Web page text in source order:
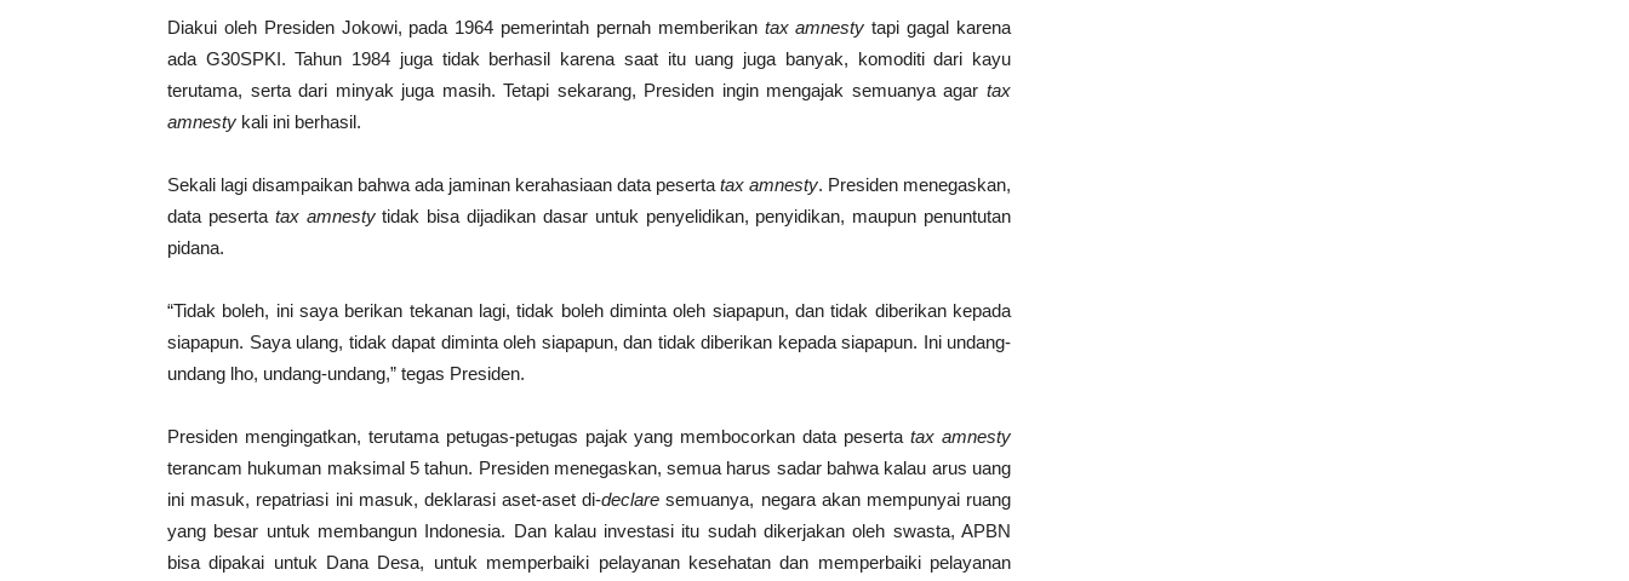
Diakui oleh Presiden Jokowi, pada 1964 pemerintah pernah memberikantax amnesty tapi gagal karena
ada G30SPKI. Tahun 1984 juga tidak berhasil karena saat itu uang juga banyak, komoditi dari kayu
terutama, serta dari minyak juga masih. Tetapi sekarang, Presiden ingin mengajak semuanya agar tax
amnesty kali ini berhasil.
Sekali lagi disampaikan bahwa ada jaminan kerahasiaan data peserta tax amnesty. Presiden menegaskan,
data peserta tax amnestytidak bisa dijadikan dasar untuk penyelidikan, penyidikan, maupun penuntutan
pidana.
“Tidak boleh, ini saya berikan tekanan lagi, tidak boleh diminta oleh siapapun, dan tidak diberikan kepada
siapapun. Saya ulang, tidak dapat diminta oleh siapapun, dan tidak diberikan kepada siapapun. Ini undang-
undang lho, undang-undang,” tegas Presiden.
Presiden mengingatkan, terutama petugas-petugas pajak yang membocorkan data pesertatax amnesty
terancam hukuman maksimal 5 tahun. Presiden menegaskan, semua harus sadar bahwa kalau arus uang
ini masuk, repatriasi ini masuk, deklarasi aset-aset di-declare semuanya, negara akan mempunyai ruang
yang besar untuk membangun Indonesia. Dan kalau investasi itu sudah dikerjakan oleh swasta, APBN
bisa dipakai untuk Dana Desa, untuk memperbaiki pelayanan kesehatan dan memperbaiki pelayanan